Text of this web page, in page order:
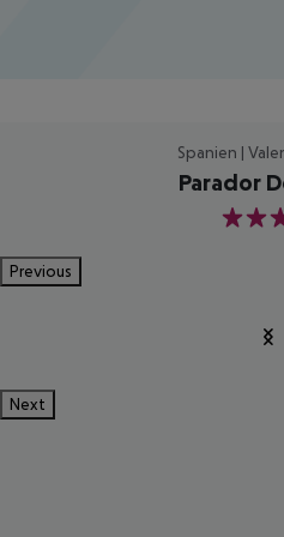
Spanien |
Parador
4
Previous
Next